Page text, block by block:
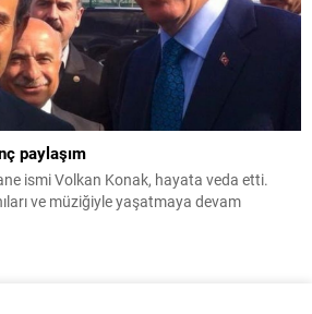
paylaşım
ismi Volkan Konak, hayata veda etti.
ve müziğiyle yaşatmaya devam